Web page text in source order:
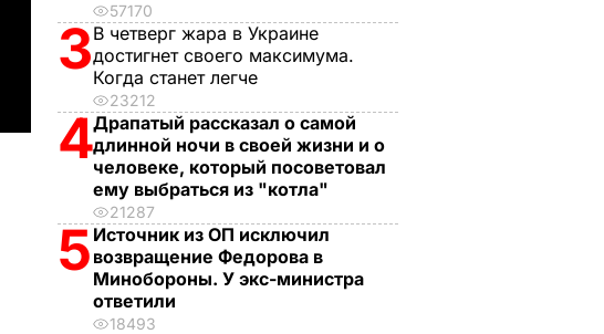
57170
3В четверг жара в Украине
достигнет своего максимума.
Когда станет легче
23212
4Драпатый рассказал о самой
длинной ночи в своей жизни и о
человеке, который посоветовал
ему выбраться из "котла"
21287
5 Источник из ОП исключил
возвращение Федорова в
Минобороны. У экс-министра
ответили
18493